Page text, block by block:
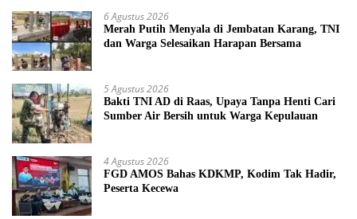
6 Agustus 2026
Merah Putih Menyala di Jembatan Karang, TNI
dan Warga Selesaikan Harapan Bersama
5 Agustus 2026
Bakti TNI AD di Raas, Upaya Tanpa Henti Cari
Sumber Air Bersih untuk Warga Kepulauan
4 Agustus 2026
FGD AMOS Bahas KDKMP, Kodim Tak Hadir,
Peserta Kecewa